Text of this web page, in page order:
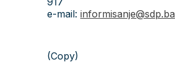
e-mail: informisanje@sdp.ba
(Copy)